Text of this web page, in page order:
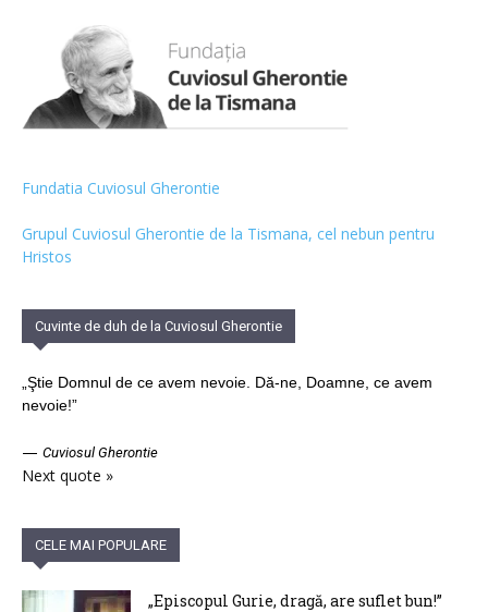
Fundatia Cuviosul Gherontie
Grupul Cuviosul Gherontie de la Tismana, cel nebun pentru
Hristos
Cuvinte de duh de la Cuviosul Gherontie
„Ştie Domnul de ce avem nevoie. Dă-ne, Doamne, ce avem
nevoie!”
— Cuviosul Gherontie
Next quote »
CELE MAI POPULARE
„Episcopul Gurie, dragă, are suflet bun!”